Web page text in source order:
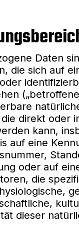
Daten
die sich auf
direkt oder
kann,
auf eine
oder auf
die
dieser